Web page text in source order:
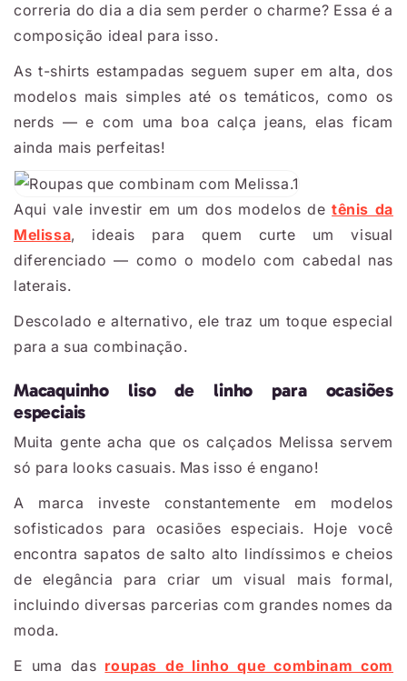
correria do dia a dia sem perder o charme? Essa é a
composição ideal para isso.
As t-shirts estampadas seguem super em alta, dos
modelos mais simples até os temáticos, como os
nerds — e com uma boa calça jeans, elas ficam
ainda mais perfeitas!
Aqui vale investir em um dos modelos detênis da
Melissa, ideais para quem curte um visual
diferenciado — como o modelo com cabedal nas
laterais.
Descolado e alternativo, ele traz um toque especial
para a sua combinação.
Macaquinho liso de linho para ocasiões
especiais
Muita gente acha que os calçados Melissa servem
só para looks casuais. Mas isso é engano!
A marca investe constantemente em modelos
sofisticados para ocasiões especiais. Hoje você
encontra sapatos de salto alto lindíssimos e cheios
de elegância para criar um visual mais formal,
incluindo diversas parcerias com grandes nomes da
moda.
E uma das roupas de linho que combinam com